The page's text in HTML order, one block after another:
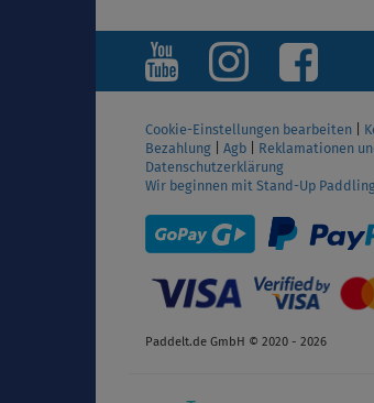
ANZEIGEN
Cookie-Einstellungen bearbeiten
Bezahlung
Agb Reklamationen
Datenschutzerklärung
Wir beginnen mit Stand-Up
Paddelt.de GmbH © 2020 - 2026